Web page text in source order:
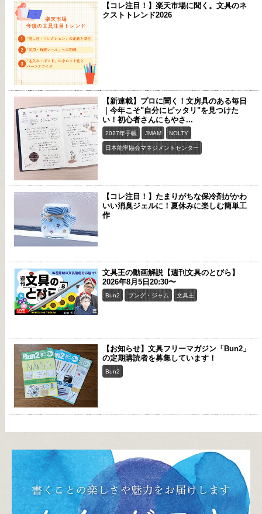
【コレ注目！】楽天市場に聞く。文具のネ
クストトレンド2026
【新連載】プロに聞く！文房具のある毎日
｜今年こそ"自分にピッタリ"を見つけた
い！初心者さんにもやさ...
2027年手帳 JMAM NOLTY
日本能率協会マネジメントセンター
【コレ注目！】たまりがちな保冷剤がかわ
いい消臭ジェルに！夏休みに楽しむ簡単工
作
文具王の動画解説【週刊文具のとびら】
2026年8月5日20:30〜
Bun2 ブング・ジャム 文具王
【お知らせ】文具フリーマガジン「Bun2」
の定期購読者を募集しています！
Bun2